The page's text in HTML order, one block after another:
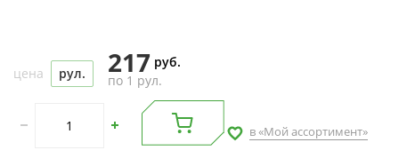
цена рул. 217 руб.
по 1 рул.
в «Мой ассортимент»